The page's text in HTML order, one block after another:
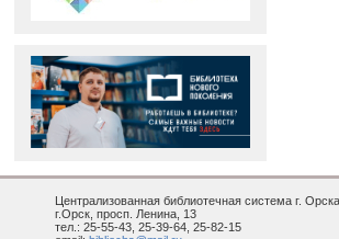
Централизованная библиотечная система г.
г.Орск, просп. Ленина, 13
тел.: 25-55-43, 25-39-64, 25-82-15